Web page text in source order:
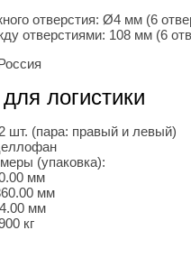
отверстия: Ø4 мм (6
отверстиями: 108 мм (6
логистики
2 шт. (пара: правый и левый)
(упаковка):
мм
мм
мм
кг